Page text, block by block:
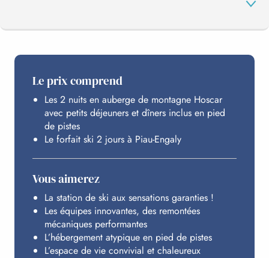
PIAU-ENGALY
BUDGET
Le prix comprend
Les 2 nuits en auberge de montagne Hoscar
avec petits déjeuners et dîners inclus en pied
de pistes
Le forfait ski 2 jours à Piau-Engaly
Vous aimerez
La station de ski aux sensations garanties !
Les équipes innovantes, des remontées
mécaniques performantes
L’hébergement atypique en pied de pistes
L’espace de vie convivial et chaleureux